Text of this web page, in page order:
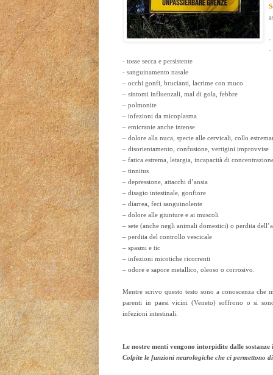
-
-
- tosse secca e persistente
- sanguinamento nasale
– occhi gonfi, brucianti, lacrime con muco
– sintomi influenzali, mal di gola, febbre
– polmonite
– infezioni da micoplasma
– emicranie anche intense
– dolore alla nuca, specie alle cervicali, collo
– disorientamento, confusione, vertigini improvvise
– fatica estrema, letargia, incapacità di
– tinnitus
– depressione, attacchi d’ansia
– disagio intestinale, gonfiore
– diarrea, feci sanguinolente
– dolore alle giunture e ai muscoli
– sete (anche negli animali domestici) o perdita
– perdita del controllo vescicale
– spasmi e tic
– infezioni micotiche ricorrenti
– odore e sapore metallico, oleoso o corrosivo.
Mentre scrivo questo testo sono a conoscenza
parenti in paesi vicini (Veneto) soffrono o si
infezioni intestinali.
Le nostre menti vengono intorpidite dalle
Colpite le funzioni neurologiche che ci permettono